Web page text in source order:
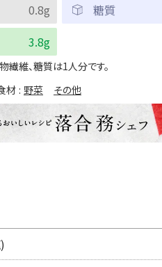
0.8g 糖質
3.8g
繊維、糖質は1人分です。
材 野菜 その他